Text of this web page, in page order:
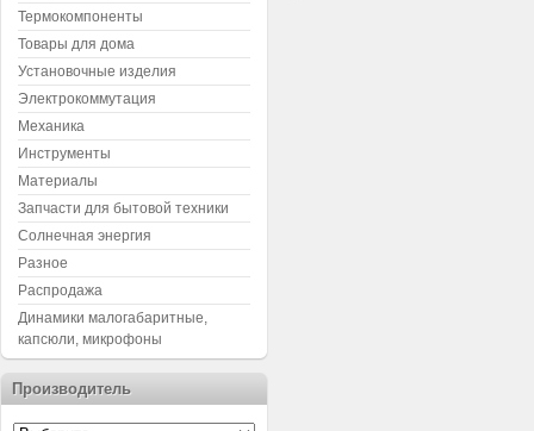
Термокомпоненты
Товары для дома
Установочные изделия
Электрокоммутация
Механика
Инструменты
Материалы
Запчасти для бытовой техники
Солнечная энергия
Разное
Распродажа
Динамики малогабаритные,
капсюли, микрофоны
Производитель